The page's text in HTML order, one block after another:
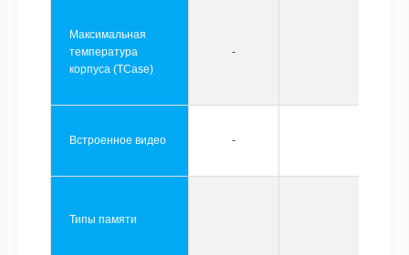
Максимальная
температура
корпуса (TCase)
-
Встроенное видео -
Типы памяти